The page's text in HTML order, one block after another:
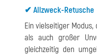
✔ Allzweck-Retusche
Ein vielseitiger
als auch großer
gleichzeitig den